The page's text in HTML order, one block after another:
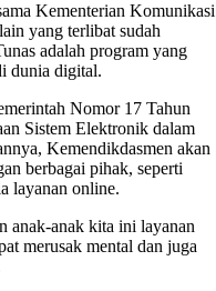
Kementerian Komunikasi
yang terlibat sudah
adalah program yang
dunia digital.
Nomor 17 Tahun
Sistem Elektronik dalam
Kemendikdasmen akan
berbagai pihak, seperti
layanan online.
anak-anak kita ini layanan
merusak mental dan juga